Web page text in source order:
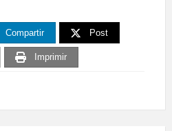
Compartir Post
Imprimir